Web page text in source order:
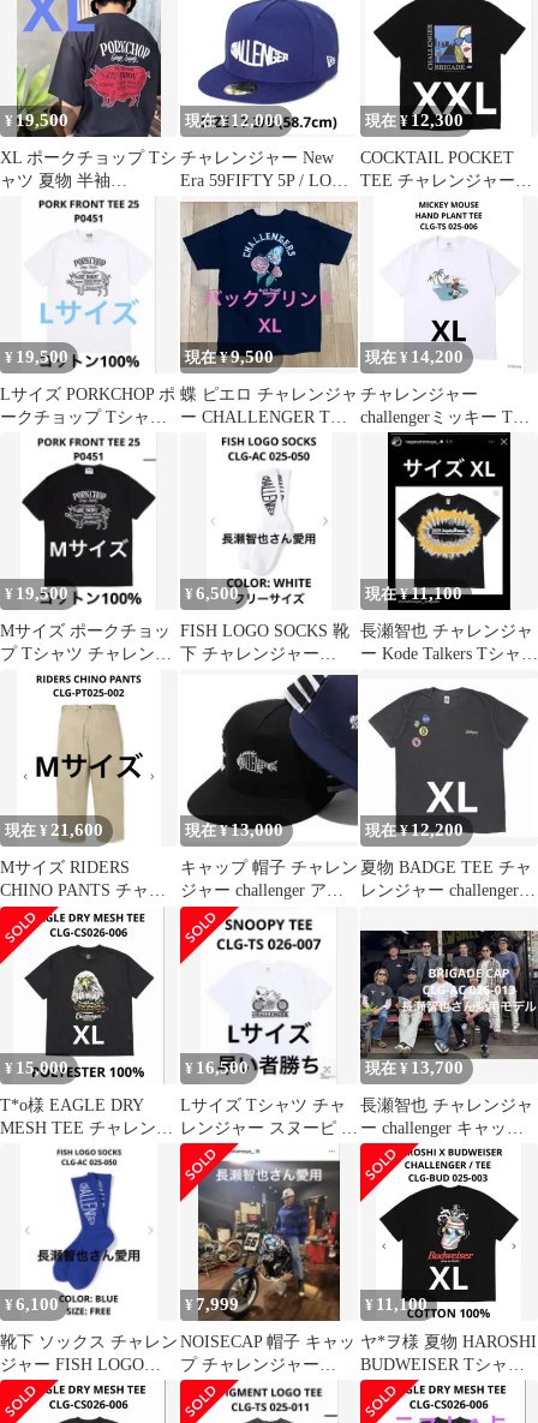
¥ 19,500
XL ポークチョップ Tシ
ャツ 夏物 半袖
PORKCHOP challenge
現在 ¥ 12,000
チャレンジャー New
Era 59FIFTY 5P / LOGO
CAP 帽子
現在 ¥ 12,300
COCKTAIL POCKET
TEE チャレンジャー
XXL Tシャツ 夏物
¥ 19,500
Lサイズ PORKCHOP ポ
ークチョップ Tシャツ
半袖 夏物 チャレンジャ
現在 ¥9,500
蝶 ピエロ チャレンジャ
ー CHALLENGER Tシ
ャツ 半袖 XL rats
現在 ¥ 14,200
チャレンジャー
challengerミッキー Tシ
ャツ XL 半袖 夏物
¥ 19,500
Mサイズ ポークチョッ
プ Tシャツ チャレンジ
ャー 半袖 PORKCHOP
¥6,500
FISH LOGO SOCKS 靴
下 チャレンジャー
現在 ¥11,100
長瀬智也 チャレンジャ
ー Kode Talkers Tシャツ
現在 ¥ 21,600
Mサイズ RIDERS
CHINO PANTS チャレ
ンジャー ワークパンツ
現在 ¥13,000
キャップ 帽子 チャレン
ジャー challenger アク
セサリー
現在 ¥12,200
夏物 BADGE TEE チャ
レンジャー challenger T
¥ 15,000
T*o様 EAGLE DRY
MESH TEE チャレンジ
ャー Tシャツ 夏物
¥ 16,500
Lサイズ Tシャツ チャ
レンジャー スヌーピ 半
袖 夏物 長瀬智也
現在 ¥ 13,700
長瀬智也 チャレンジャ
ー challenger キャップ
帽子
¥6,100
靴下 ソックス チャレン
ジャー FISH LOGO
SOCKS 長瀬智也
¥ 7,999
NOISECAP 帽子 キャッ
プ チャレンジャー
challenger
¥ 11,100
ヤ*ヲ様 夏物 HAROSHI
BUDWEISER Tシャツ
XL CHALLE